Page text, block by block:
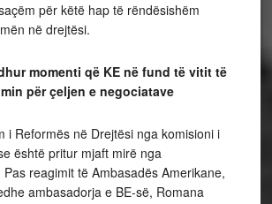
për këtë hap të rëndësishëm
në drejtësi.
momenti që KE në fund të vitit të
për çeljen e negociatave
i Reformës në Drejtësi nga komisioni i
është pritur mjaft mirë nga
reagimit të Ambasadës Amerikane,
ambasadorja e BE-së, Romana